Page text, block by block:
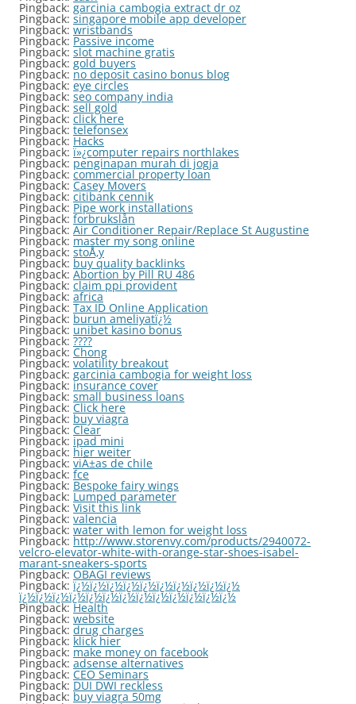
Pingback: garcinia cambogia extract dr oz
Pingback: singapore mobile app developer
Pingback: wristbands
Pingback: Passive income
Pingback: slot machine gratis
Pingback: gold buyers
Pingback: no deposit casino bonus blog
Pingback: eye circles
Pingback: seo company india
Pingback: sell gold
Pingback: click here
Pingback: telefonsex
Pingback: Hacks
Pingback: ï»¿computer repairs northlakes
Pingback: penginapan murah di jogja
Pingback: commercial property loan
Pingback: Casey Movers
Pingback: citibank cennik
Pingback: Pipe work installations
Pingback: forbrukslån
Pingback: Air Conditioner Repair/Replace St Augustine
Pingback: master my song online
Pingback: stoÅ‚y
Pingback: buy quality backlinks
Pingback: Abortion by Pill RU 486
Pingback: claim ppi provident
Pingback: africa
Pingback: Tax ID Online Application
Pingback: burun ameliyatï¿½
Pingback: unibet kasino bonus
Pingback: ????
Pingback: Chong
Pingback: volatility breakout
Pingback: garcinia cambogia for weight loss
Pingback: insurance cover
Pingback: small business loans
Pingback: Click here
Pingback: buy viagra
Pingback: Clear
Pingback: ipad mini
Pingback: hier weiter
Pingback: viÃ±as de chile
Pingback: fce
Pingback: Bespoke fairy wings
Pingback: Lumped parameter
Pingback: Visit this link
Pingback: valencia
Pingback: water with lemon for weight loss
Pingback: http://www.storenvy.com/products/2940072-
velcro-elevator-white-with-orange-star-shoes-isabel-
marant-sneakers-sports
Pingback:OBAGI reviews
Pingback: ï¿½ï¿½ï¿½ï¿½ï¿½ï¿½ï¿½ï¿½ï¿½ï¿½
ï¿½ï¿½ï¿½ï¿½ï¿½ï¿½ï¿½ï¿½ï¿½ï¿½ï¿½ï¿½ï¿½
Pingback:Health
Pingback: website
Pingback: drug charges
Pingback: klick hier
Pingback: make money on facebook
Pingback: adsense alternatives
Pingback: CEO Seminars
Pingback: DUI DWI reckless
Pingback: buy viagra 50mg